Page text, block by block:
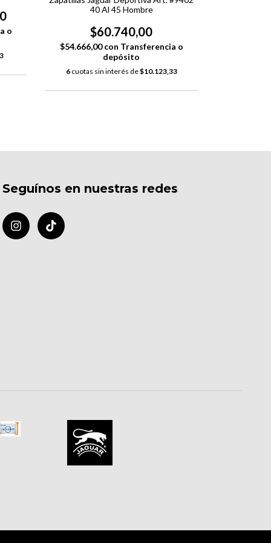
o
40 Al 45 Hombre
$60.740,00
$54.666,00con Transferencia o
depósito
6 cuotas sin interés de$10.123,33
Seguínos en nuestras redes